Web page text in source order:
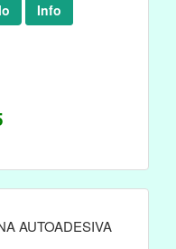
Info
AUTOADESIVA